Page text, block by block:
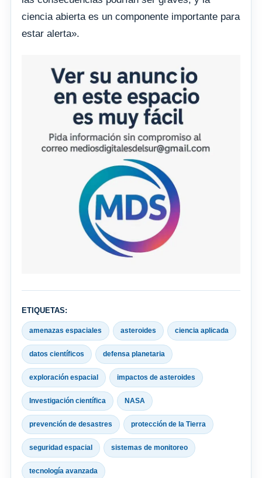
ciencia abierta es un componente importante para
estar alerta».
ETIQUETAS:
amenazas espaciales asteroides ciencia aplicada
datos científicos defensa planetaria
exploración espacial impactos de asteroides
Investigación científica NASA
prevención de desastres protección de la Tierra
seguridad espacial sistemas de monitoreo
tecnología avanzada